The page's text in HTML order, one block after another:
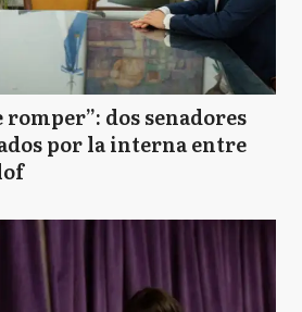
romper”: dos senadores
por la interna entre